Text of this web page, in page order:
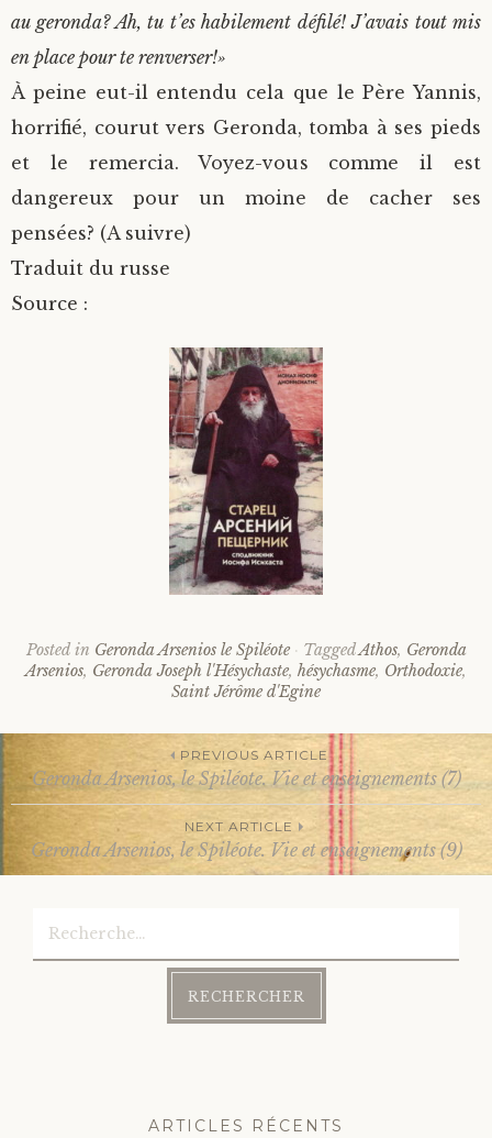
au geronda? Ah, tu t’es habilement défilé! J’avais tout mis
en place pour te renverser!»
À peine eut-il entendu cela que le Père Yannis,
horrifié, courut vers Geronda, tomba à ses pieds
et le remercia. Voyez-vous comme il est
dangereux pour un moine de cacher ses
pensées? (A suivre)
Traduit du russe
Source :
Posted in Geronda Arsenios le Spiléote TaggedAthos, Geronda
Arsenios, Geronda Joseph l'Hésychaste, hésychasme, Orthodoxie,
Saint Jérôme d'Egine
Post
navigation
PREVIOUS ARTICLE
Geronda Arsenios, le Spiléote. Vie et enseignements (7)
NEXT ARTICLE
Geronda Arsenios, le Spiléote. Vie et enseignements (9)
ARTICLES RÉCENTS